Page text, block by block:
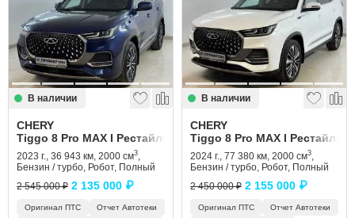
В наличии
CHERY
Tiggo 8 Pro MAX I Рестайлинг
2023 г., 36 943 км, 2000 см3,
Бензин / турбо, Робот, Полный
2 545 000 ₽ 2 135 000 ₽
Оригинал ПТС
Отчет Автотеки
В наличии
CHERY
Tiggo 8 Pro MAX I Рестайлинг
2024 г., 77 380 км, 2000 см3,
Бензин / турбо, Робот, Полный
2 450 000 ₽ 2 155 000 ₽
Оригинал ПТС
Отчет Автотеки